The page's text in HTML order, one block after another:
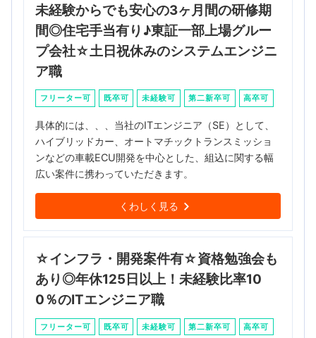
未経験からでも安心の3ヶ月間の研修期
間◎住宅手当有り♪東証一部上場グルー
プ会社☆土日祝休みのシステムエンジニ
ア職
フリーター可 既卒可 未経験可 第二新卒可 高卒可
具体的には、、、当社のITエンジニア（SE）として、
ハイブリッドカー、オートマチックトランスミッショ
ンなどの車載ECU開発を中心とした、組込に関する幅
広い案件に携わっていただきます。
くわしく見る
☆インフラ・開発案件有☆資格勉強会も
あり◎年休125日以上！未経験比率10
0％のITエンジニア職
フリーター可 既卒可 未経験可 第二新卒可 高卒可